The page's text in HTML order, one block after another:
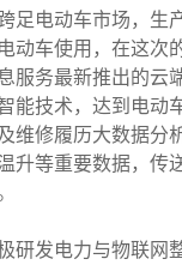
足电动车市场，生
动车使用，在这次
服务最新推出的云
能技术，达到电动
维修履历大数据分
升等重要数据，传
研发电力与物联网